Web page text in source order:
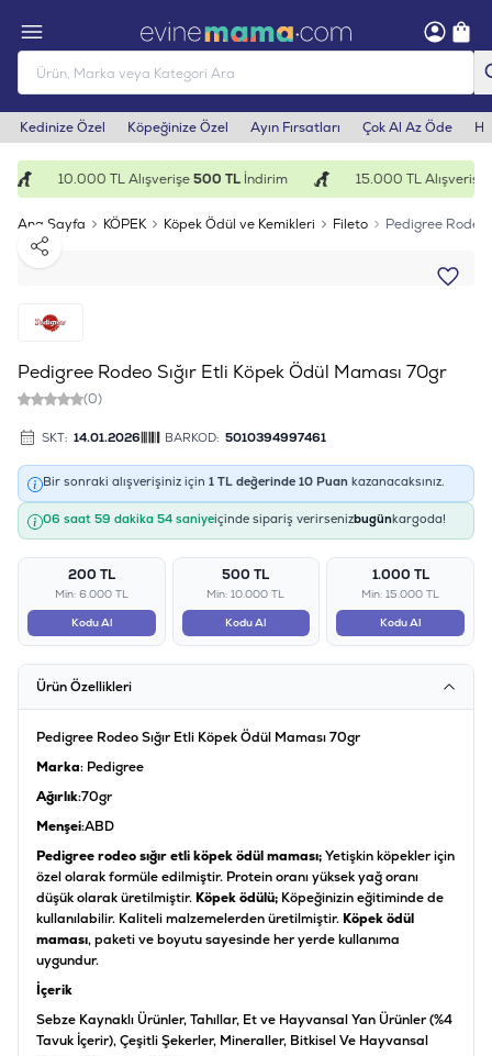
Kedinize Özel Köpeğinize Özel Ayın Fırsatları Çok Al Az Öde
10.000 TL Alışverişe500 TLİndirim 15.000 TL Alışverişe
Ana Sayfa KÖPEK Köpek Ödül ve Kemikleri Fileto
Pedigree Rodeo
Paylaş
Pedigree Rodeo Sığır Etli Köpek Ödül Maması 70gr
(0)
SKT: 14.01.2026 BARKOD: 5010394997461
Bir sonraki alışverişiniz için 1 TL değerinde 10 Puan kazanacaksınız.
06 saat 59 dakika 54 saniyeiçinde sipariş verirsenizbugünkargoda!
200 TL
Min: 6.000 TL
Kodu Al
500 TL
Min: 10.000 TL
Kodu Al
1.000 TL
Min: 15.000 TL
Kodu Al
Ürün Özellikleri
Pedigree Rodeo Sığır Etli Köpek Ödül Maması 70gr
Marka: Pedigree
Ağırlık:70gr
Menşei:ABD
Pedigree rodeo sığır etli köpek ödül maması;Yetişkin köpekler için
özel olarak formüle edilmiştir. Protein oranı yüksek yağ oranı
düşük olarak üretilmiştir. Köpek ödülü; Köpeğinizin eğitiminde de
kullanılabilir. Kaliteli malzemelerden üretilmiştir. Köpek ödül
maması, paketi ve boyutu sayesinde her yerde kullanıma
uygundur.
İçerik
Sebze Kaynaklı Ürünler, Tahıllar, Et ve Hayvansal Yan Ürünler (%4
Tavuk İçerir), Çeşitli Şekerler, Mineraller, Bitkisel Ve Hayvansal